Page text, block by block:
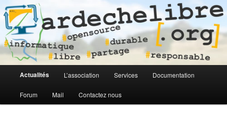
ardechelibre[.org]
Logiciel libre en Ardèche
Aller
au
Aller
au
Actualités L’association Services Documentation
Forum Mail Contactez nous